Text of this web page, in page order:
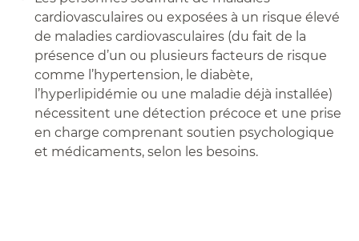
cardiovasculaires ou exposées à un risque élevé
de maladies cardiovasculaires (du fait de la
présence d’un ou plusieurs facteurs de risque
comme l’hypertension, le diabète,
l’hyperlipidémie ou une maladie déjà installée)
nécessitent une détection précoce et une prise
en charge comprenant soutien psychologique
et médicaments, selon les besoins.